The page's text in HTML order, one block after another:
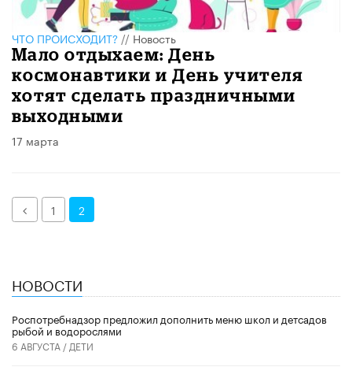
ЧТО ПРОИСХОДИТ?// Новость
Мало отдыхаем: День
космонавтики и День учителя
хотят сделать праздничными
выходными
17 марта
Назад1 2
НОВОСТИ
Роспотребнадзор предложил дополнить меню школ и детсадов
рыбой и водорослями
6 АВГУСТА / ДЕТИ